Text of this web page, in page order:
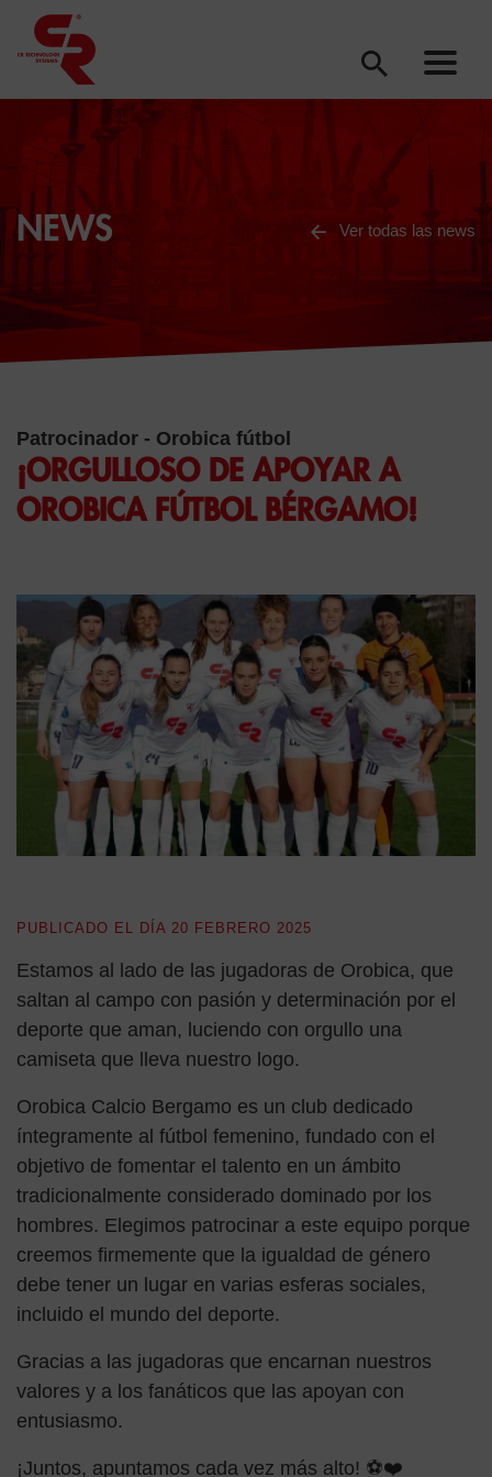
NEWS Ver todas las news
Patrocinador - Orobica fútbol
¡ORGULLOSO DE APOYAR A
OROBICA FÚTBOL BÉRGAMO!
PUBLICADO EL DÍA 20 FEBRERO 2025
Estamos al lado de las jugadoras de Orobica, que
saltan al campo con pasión y determinación por el
deporte que aman, luciendo con orgullo una
camiseta que lleva nuestro logo.
Orobica Calcio Bergamo es un club dedicado
íntegramente al fútbol femenino, fundado con el
objetivo de fomentar el talento en un ámbito
tradicionalmente considerado dominado por los
hombres. Elegimos patrocinar a este equipo porque
creemos firmemente que la igualdad de género
debe tener un lugar en varias esferas sociales,
incluido el mundo del deporte.
Gracias a las jugadoras que encarnan nuestros
valores y a los fanáticos que las apoyan con
entusiasmo.
¡Juntos, apuntamos cada vez más alto! ⚽❤️